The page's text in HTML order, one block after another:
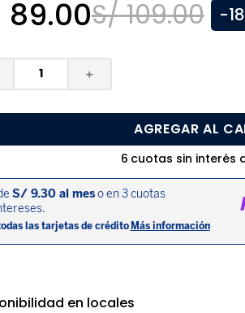
89.00S/ 109.00 -
＋
AGREGAR AL
6 cuotas sin interés
en locales